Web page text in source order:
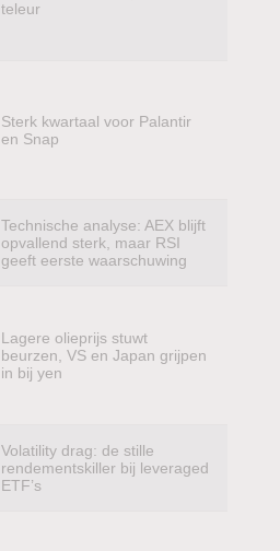
teleur
Sterk kwartaal voor Palantir
en Snap
Technische analyse: AEX blijft
opvallend sterk, maar RSI
geeft eerste waarschuwing
Lagere olieprijs stuwt
beurzen, VS en Japan grijpen
in bij yen
Volatility drag: de stille
rendementskiller bij leveraged
ETF’s